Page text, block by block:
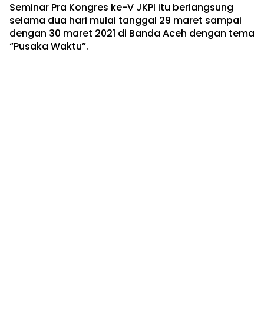
Seminar Pra Kongres ke-V JKPI itu berlangsung
selama dua hari mulai tanggal 29 maret sampai
dengan 30 maret 2021 di Banda Aceh dengan tema
“Pusaka Waktu”.